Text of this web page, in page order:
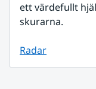
ett värdefullt
skurarna.
Radar